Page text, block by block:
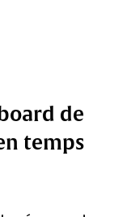
de
temps